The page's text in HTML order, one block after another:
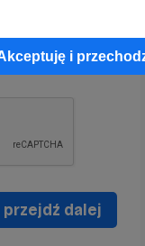
i
ta może zostać
dalej